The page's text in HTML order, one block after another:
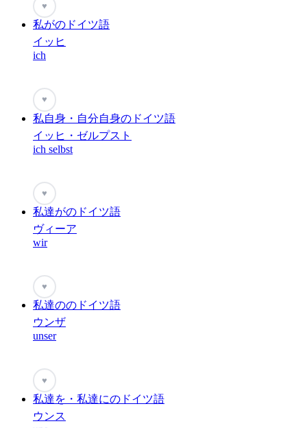
♥
私がのドイツ語
イッヒ
ich
♥
私自身・自分自身のドイツ語
イッヒ・ゼルプスト
ich selbst
♥
私達がのドイツ語
ヴィーア
wir
♥
私達ののドイツ語
ウンザ
unser
♥
私達を・私達にのドイツ語
ウンス